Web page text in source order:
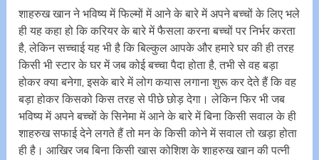
शाहरुख खान ने भविष्य में फिल्मों में आने के बारे में अपने बच्चों के लिए भले
ही यह कहा हो कि करियर के बारे में फैसला करना बच्चों पर निर्भर करता
है, लेकिन सच्चाई यह भी है कि बिल्कुल आपके और हमारे घर की ही तरह
किसी भी स्टार के घर में जब कोई बच्चा पैदा होता है, तभी से वह बड़ा
होकर क्या बनेगा, इसके बारे में लोग कयास लगाना शुरू कर देते हैं कि वह
बड़ा होकर किसको किस तरह से पीछे छोड़ देगा। लेकिन फिर भी जब
भविष्य में अपने बच्चों के सिनेमा में आने के बारे में बिना किसी सवाल के ही
शाहरुख सफाई देने लगते हैं तो मन के किसी कोने में सवाल तो खड़ा होता
ही है। आखिर जब बिना किसी खास कोशिश के शाहरुख खान की पत्नी